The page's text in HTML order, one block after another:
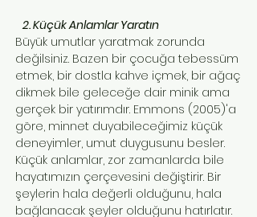
2. Küçük Anlamlar Yaratın
Büyük umutlar yaratmak zorunda
değilsiniz. Bazen bir çocuğa tebessüm
etmek, bir dostla kahve içmek, bir ağaç
dikmek bile geleceğe dair minik ama
gerçek bir yatırımdır. Emmons (2005)'a
göre, minnet duyabileceğimiz küçük
deneyimler, umut duygusunu besler.
Küçük anlamlar, zor zamanlarda bile
hayatımızın çerçevesini değiştirir. Bir
şeylerin hala değerli olduğunu, hala
bağlanacak şeyler olduğunu hatırlatır.